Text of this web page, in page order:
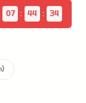
07 : 44 : 34